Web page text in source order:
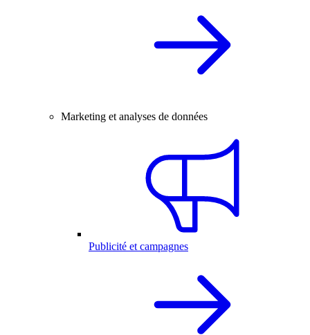
Marketing et analyses de données
Publicité et campagnes